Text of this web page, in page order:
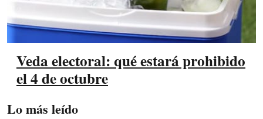
Veda electoral: qué estará prohibido
el 4 de octubre
Lo más leído